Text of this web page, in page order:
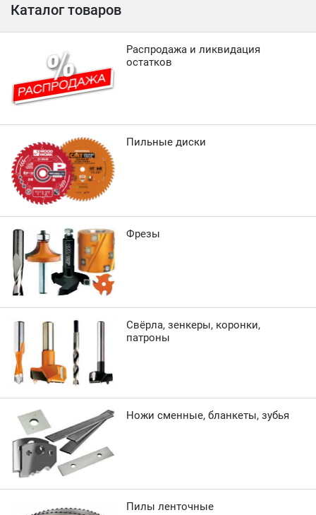
Каталог товаров
Распродажа и ликвидация
остатков
Пильные диски
Фрезы
Свёрла, зенкеры, коронки,
патроны
Ножи сменные, бланкеты, зубья
Пилы ленточные